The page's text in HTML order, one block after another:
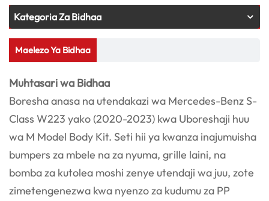
Kategoria Za Bidhaa
Maelezo Ya Bidhaa
Muhtasari wa Bidhaa
Boresha anasa na utendakazi wa Mercedes-Benz S-
Class W223 yako (2020-2023) kwa Uboreshaji huu
wa M Model Body Kit. Seti hii ya kwanza inajumuisha
bumpers za mbele na za nyuma, grille laini, na
bomba za kutolea moshi zenye utendaji wa juu, zote
zimetengenezwa kwa nyenzo za kudumu za PP